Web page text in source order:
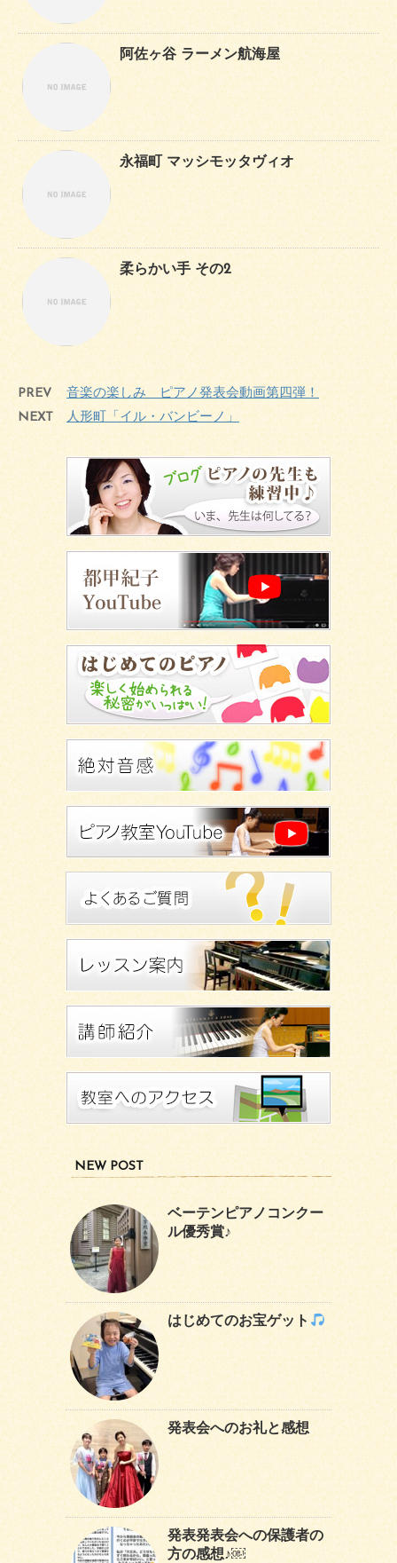
阿佐ヶ谷 ラーメン航海屋
永福町 マッシモッタヴィオ
柔らかい手 その2
PREV
音楽の楽しみ ピアノ発表会動画第四弾！
NEXT
人形町「イル・バンビーノ」
NEW POST
ベーテンピアノコンクー
ル優秀賞♪
はじめてのお宝ゲット
発表会へのお礼と感想
発表発表会への保護者の
方の感想♪￼